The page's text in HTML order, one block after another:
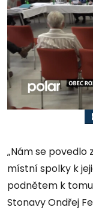
„Nám se
místní spolky k
podnětem k
Stonavy Ondřej